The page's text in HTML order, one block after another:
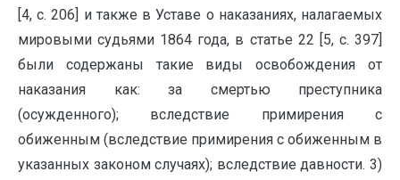
[4, с. 206] и также в Уставе о наказаниях, налагаемых
мировыми судьями 1864 года, в статье 22 [5, с. 397]
были содержаны такие виды освобождения от
наказания как: за смертью преступника
(осужденного); вследствие примирения с
обиженным (вследствие примирения с обиженным в
указанных законом случаях); вследствие давности. 3)